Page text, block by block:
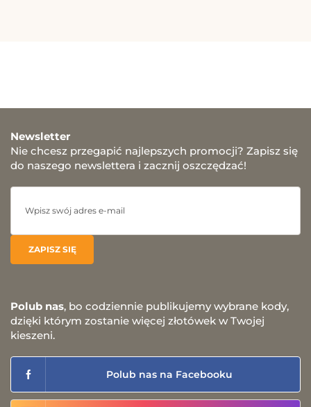
Newsletter
Nie chcesz przegapić najlepszych promocji? Zapisz się
do naszego newslettera i zacznij oszczędzać!
Polub nas, bo codziennie publikujemy wybrane kody,
dzięki którym zostanie więcej złotówek w Twojej
kieszeni.
Polub nas na Facebooku